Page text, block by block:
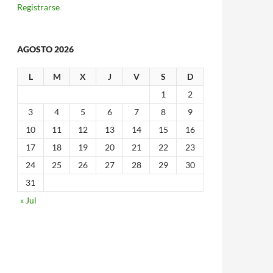
Registrarse
AGOSTO 2026
L M X J V S
D
1
2
3
4 5 6 7 8
9
10
11 12 13 14 15
16
17
18 19 20 21 22
23
24
25 26 27 28 29
30
31
« Jul